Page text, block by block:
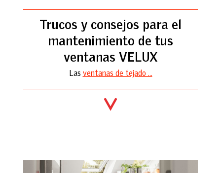
Trucos y consejos para el
mantenimiento de tus
ventanas VELUX
Las ventanas de tejado ...